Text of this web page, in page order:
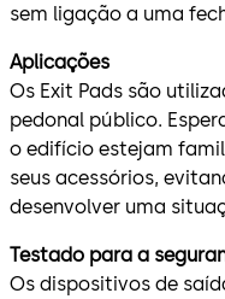
sem ligação a uma
Aplicações
Os Exit Pads são
pedonal público.
o edifício estejam
seus acessórios,
desenvolver uma
Testado para a
Os dispositivos de